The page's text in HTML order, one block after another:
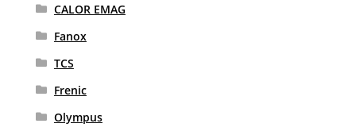
CALOR EMAG
Fanox
TCS
Frenic
Olympus